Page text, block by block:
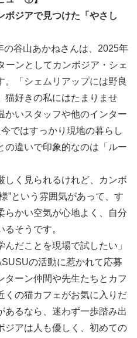
、NPO法人の立ち上げ・
い、団体の「哲学」「ミッ
際に活動している、学生/大
きる
代の学生と切磋琢磨できる
を行動に移し、フィードバッ
方に触れることができる
い信念、就活時の自分の軸、
後のキャリアに悩んでいる
ムリアップ）
ジアで見つけた「やさし
の谷山あかねさんは、2025年
ンとしてカンボジア・シェ
。「シェムリアップには野良
猫好きの私にはたまりませ
かいスタッフや他のインター
ではすっかり現地の暮らし
の違いで印象的なのは「ルー
しく見られるけれど、カンボ
”という雰囲気があって、す
らかい空気が心地よく、自分
そうです。
だことを現場で試したい」
の活動に惹かれて応募
ターン仲間や先生たちとカフ
くの猫カフェがお気に入りだ
あるなら、迷わず一歩踏み出
ジアは人も優しく、初めての